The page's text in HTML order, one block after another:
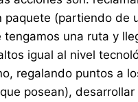
paquete (partiendo de
una ruta y
igual al nivel
regalando puntos a
posean), desarrollar